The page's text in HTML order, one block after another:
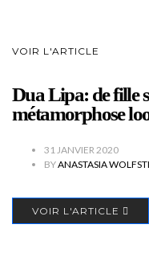
VOIR L'ARTICLE
Dua Lipa: de fille
métamorphose
31 JANVIER 2020
BYANASTASIA
VOIR L'ARTICLE